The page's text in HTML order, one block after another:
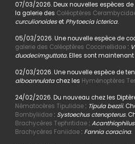
07/03/2026. Deux nouvelles espèces
la galerie des Coléoptères
curculionoideset Phytoecia icterica.
05/03/2026. Une nouvelle espèce de
galerie des Coléoptères Coccinellidae:
duodecimguttata.Elles sont maintenant
02/03/2026. Une nouvelle espèce de
alboannulatachez les Hyménoptères
24/02/2026. Du nouveau chez les
Nématocères Tipulidae: Tipula bezzii.
Bombyliidae: Systoechus ctenopterus.
Brachycères Tephritidae:
Brachycères Faniidae: Fannia coracina.